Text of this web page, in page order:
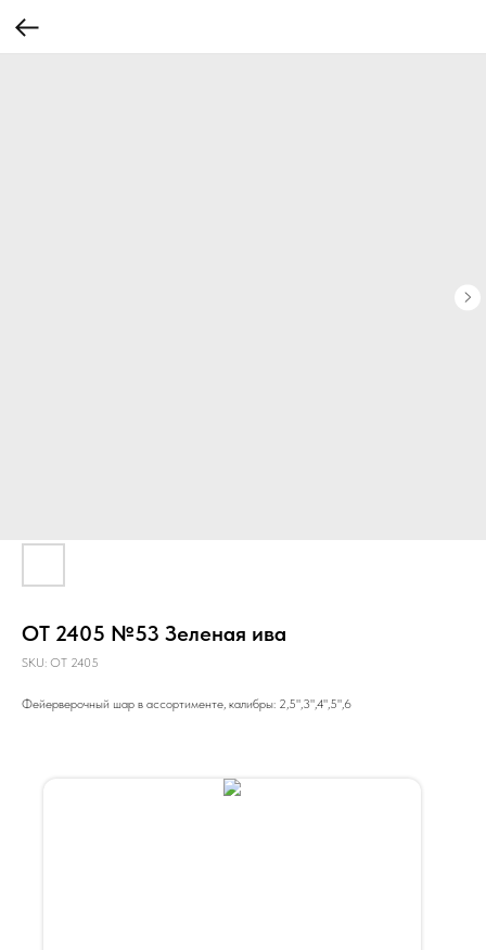
ОТ 2405 №53 Зеленая ива
SKU: ОТ 2405
Фейерверочный шар в ассортименте, калибры: 2,5",3",4",5",6